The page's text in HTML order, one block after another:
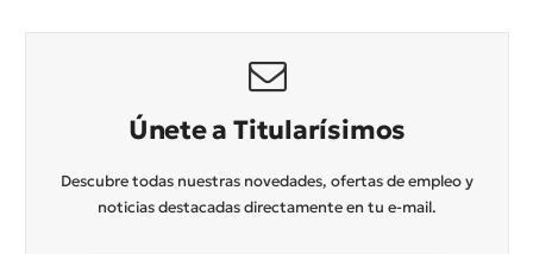
Únete a Titularísimos
Descubre todas nuestras novedades, ofertas de empleo y
noticias destacadas directamente en tu e-mail.